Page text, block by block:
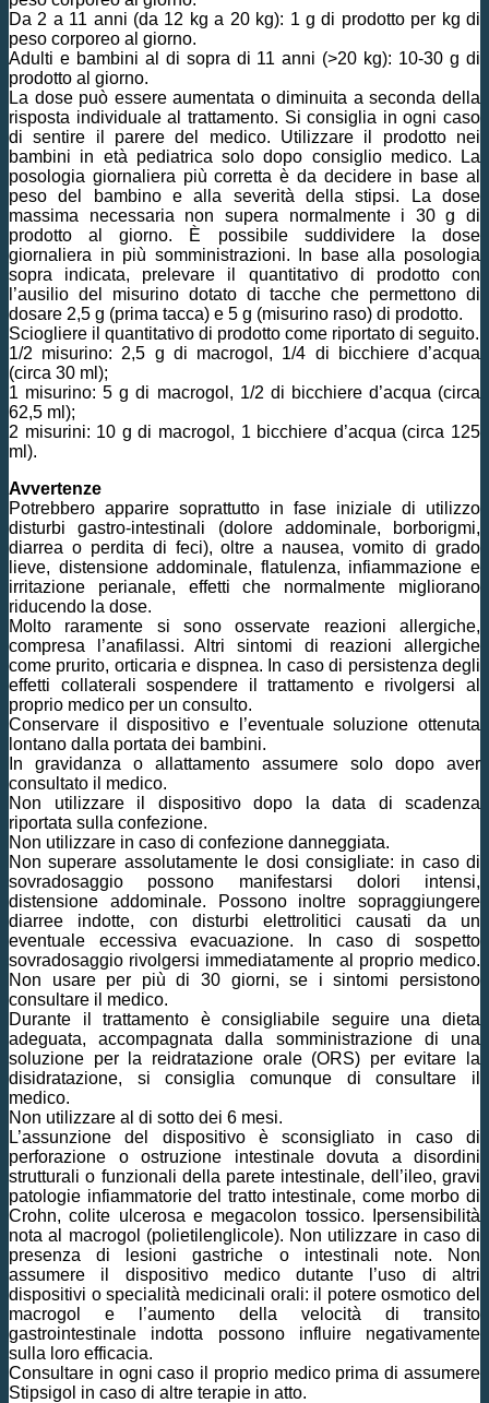
Da 2 a 11 anni (da 12 kg a 20 kg): 1 g di prodotto per kg di
peso corporeo al giorno.
Adulti e bambini al di sopra di 11 anni (>20 kg): 10-30 g di
prodotto al giorno.
La dose può essere aumentata o diminuita a seconda della
risposta individuale al trattamento. Si consiglia in ogni caso
di sentire il parere del medico. Utilizzare il prodotto nei
bambini in età pediatrica solo dopo consiglio medico. La
posologia giornaliera più corretta è da decidere in base al
peso del bambino e alla severità della stipsi. La dose
massima necessaria non supera normalmente i 30 g di
prodotto al giorno. È possibile suddividere la dose
giornaliera in più somministrazioni. In base alla posologia
sopra indicata, prelevare il quantitativo di prodotto con
l’ausilio del misurino dotato di tacche che permettono di
dosare 2,5 g (prima tacca) e 5 g (misurino raso) di prodotto.
Sciogliere il quantitativo di prodotto come riportato di seguito.
1/2 misurino: 2,5 g di macrogol, 1/4 di bicchiere d’acqua
(circa 30 ml);
1 misurino: 5 g di macrogol, 1/2 di bicchiere d’acqua (circa
62,5 ml);
2 misurini: 10 g di macrogol, 1 bicchiere d’acqua (circa 125
ml).
Avvertenze
Potrebbero apparire soprattutto in fase iniziale di utilizzo
disturbi gastro-intestinali (dolore addominale, borborigmi,
diarrea o perdita di feci), oltre a nausea, vomito di grado
lieve, distensione addominale, flatulenza, infiammazione e
irritazione perianale, effetti che normalmente migliorano
riducendo la dose.
Molto raramente si sono osservate reazioni allergiche,
compresa l’anafilassi. Altri sintomi di reazioni allergiche
come prurito, orticaria e dispnea. In caso di persistenza degli
effetti collaterali sospendere il trattamento e rivolgersi al
proprio medico per un consulto.
Conservare il dispositivo e l’eventuale soluzione ottenuta
lontano dalla portata dei bambini.
In gravidanza o allattamento assumere solo dopo aver
consultato il medico.
Non utilizzare il dispositivo dopo la data di scadenza
riportata sulla confezione.
Non utilizzare in caso di confezione danneggiata.
Non superare assolutamente le dosi consigliate: in caso di
sovradosaggio possono manifestarsi dolori intensi,
distensione addominale. Possono inoltre sopraggiungere
diarree indotte, con disturbi elettrolitici causati da un
eventuale eccessiva evacuazione. In caso di sospetto
sovradosaggio rivolgersi immediatamente al proprio medico.
Non usare per più di 30 giorni, se i sintomi persistono
consultare il medico.
Durante il trattamento è consigliabile seguire una dieta
adeguata, accompagnata dalla somministrazione di una
soluzione per la reidratazione orale (ORS) per evitare la
disidratazione, si consiglia comunque di consultare il
medico.
Non utilizzare al di sotto dei 6 mesi.
L’assunzione del dispositivo è sconsigliato in caso di
perforazione o ostruzione intestinale dovuta a disordini
strutturali o funzionali della parete intestinale, dell’ileo, gravi
patologie infiammatorie del tratto intestinale, come morbo di
Crohn, colite ulcerosa e megacolon tossico. Ipersensibilità
nota al macrogol (polietilenglicole). Non utilizzare in caso di
presenza di lesioni gastriche o intestinali note. Non
assumere il dispositivo medico dutante l’uso di altri
dispositivi o specialità medicinali orali: il potere osmotico del
macrogol e l’aumento della velocità di transito
gastrointestinale indotta possono influire negativamente
sulla loro efficacia.
Consultare in ogni caso il proprio medico prima di assumere
Stipsigol in caso di altre terapie in atto.